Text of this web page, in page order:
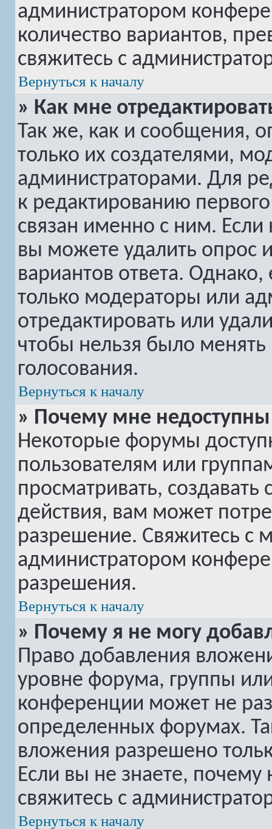
администратором
количество вариантов,
свяжитесь с
Вернуться к началу
» Как мне
Так же, как и сообщения,
только их создателями,
администраторами. Для
к редактированию
связан именно с ним. Если
вы можете удалить опрос
вариантов ответа.
только модераторы или
отредактировать или
чтобы нельзя было
голосования.
Вернуться к началу
» Почему мне
Некоторые форумы
пользователям или
просматривать,
действия, вам может
разрешение. Свяжитесь с
администратором
разрешения.
Вернуться к началу
» Почему я не могу
Право добавления
уровне форума, группы
конференции может не
определенных форумах.
вложения разрешено
Если вы не знаете,
свяжитесь с
Вернуться к началу